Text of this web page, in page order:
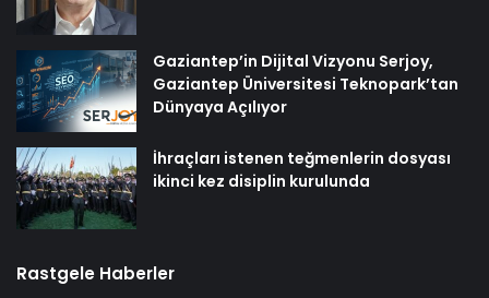
Gaziantep’in Dijital Vizyonu Serjoy,
Gaziantep Üniversitesi Teknopark’tan
Dünyaya Açılıyor
İhraçları istenen teğmenlerin dosyası
ikinci kez disiplin kurulunda
Rastgele Haberler